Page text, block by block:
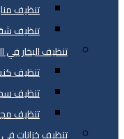
تنظيف
تنظيف
تنظيف البخار في
تنظيف
تنظيف
تنظيف
تنظيف خزانات في